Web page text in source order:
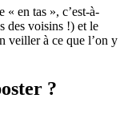
« en tas », c’est-à-
des voisins !) et le
veiller à ce que l’on y
?